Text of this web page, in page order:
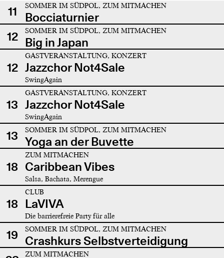
11 SOMMER IM SÜDPOL, ZUM MITMACHEN
Bocciaturnier
12
SOMMER IM SÜDPOL, ZUM MITMACHEN
Big in Japan
12
GASTVERANSTALTUNG, KONZERT
Jazzchor Not4Sale
SwingAgain
13
GASTVERANSTALTUNG, KONZERT
Jazzchor Not4Sale
SwingAgain
13 SOMMER IM SÜDPOL, ZUM MITMACHEN
Yoga an der Buvette
18
ZUM MITMACHEN
Caribbean Vibes
Salsa, Bachata, Merengue
18
CLUB
LaVIVA
Die barrierefreie Party für alle
19 SOMMER IM SÜDPOL, ZUM MITMACHEN
Crashkurs Selbstverteidigung
ZUM MITMACHEN